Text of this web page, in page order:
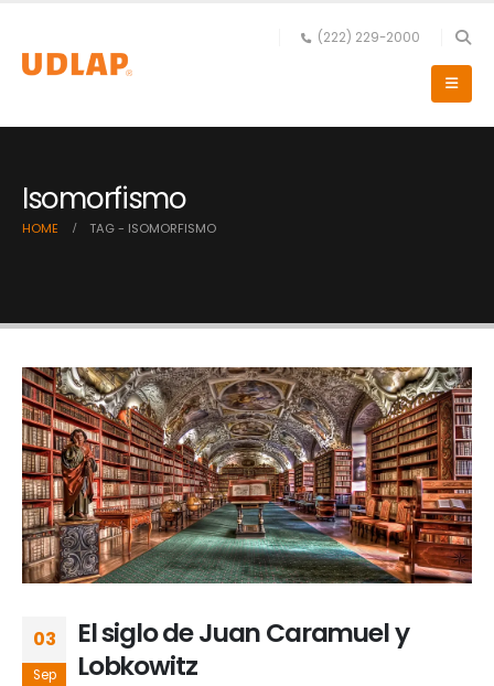
(222) 229-2000
Isomorfismo
HOME TAG - ISOMORFISMO
03
Sep
El siglo de Juan Caramuel y
Lobkowitz